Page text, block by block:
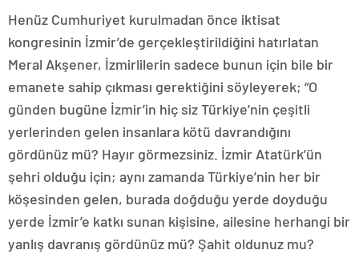
Henüz Cumhuriyet kurulmadan önce iktisat
kongresinin İzmir’de gerçekleştirildiğini hatırlatan
Meral Akşener, İzmirlilerin sadece bunun için bile bir
emanete sahip çıkması gerektiğini söyleyerek; “O
günden bugüne İzmir’in hiç siz Türkiye’nin çeşitli
yerlerinden gelen insanlara kötü davrandığını
gördünüz mü? Hayır görmezsiniz. İzmir Atatürk’ün
şehri olduğu için; aynı zamanda Türkiye’nin her bir
köşesinden gelen, burada doğduğu yerde doyduğu
yerde İzmir’e katkı sunan kişisine, ailesine herhangi bir
yanlış davranış gördünüz mü? Şahit oldunuz mu?